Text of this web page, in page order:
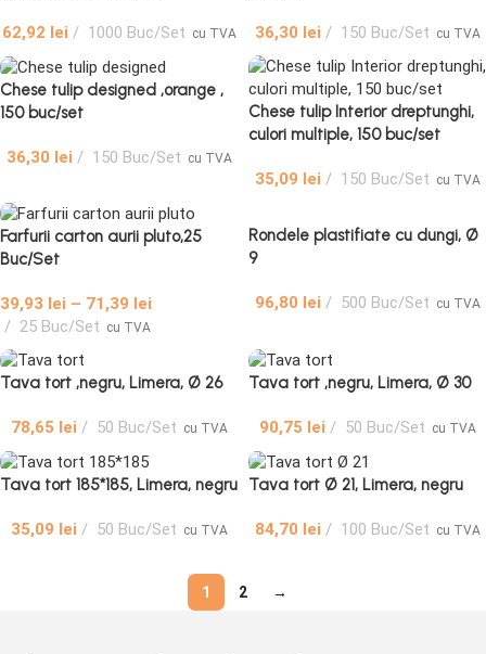
62,92 lei 1000 Buc/Set cu TVA 36,30 lei 150 Buc/Set cu TVA
Chese tulip designed ,orange ,
150 buc/set
36,30 lei 150 Buc/Set cu TVA
Chese tulip Interior dreptunghi,
culori multiple, 150 buc/set
35,09 lei 150 Buc/Set cu TVA
Farfurii carton aurii pluto,25
Buc/Set
39,93 lei – 71,39 lei
25 Buc/Set cu TVA
Rondele plastifiate cu dungi, Ø
9
96,80 lei 500 Buc/Set cu TVA
Tava tort ,negru, Limera, Ø 26
78,65 lei 50 Buc/Set cu TVA
Tava tort ,negru, Limera, Ø 30
90,75 lei 50 Buc/Set cu TVA
Tava tort 185*185, Limera, negru
35,09 lei 50 Buc/Set cu TVA
Tava tort Ø 21, Limera, negru
84,70 lei 100 Buc/Set cu TVA
1 2 →